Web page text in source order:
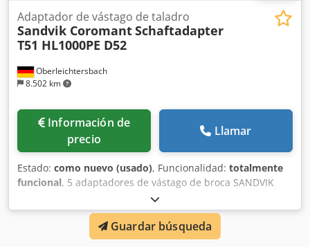
Oberleichtersbach
8.502 km
Adaptador de vástago de taladro
Sandvik CoromantSchaftadapter
T51 HL1000PE D52
Información de
precio
Llamar
Estado: como nuevo (usado), Funcionalidad: totalmente
funcional, 5 adaptadores de vástago de broca SANDVIK
Modelo: T51 HL1000PE D52 L840 N.º de art.: 7306-6019-02
Longitud total: 840 mm Dcodpfx Aoyr Iqgen Iok Apto para
taladros con extractor largo (diámetro del cojinete de 52
Guardar búsqueda